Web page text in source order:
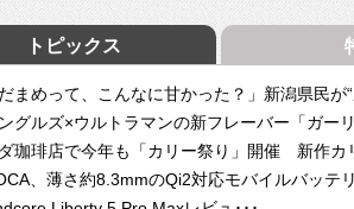
トピックス
だまめって、こんなに甘かった？」新潟県民が
グルズ×ウルトラマンの新フレーバー「ガー
珈琲店で今年も「カリー祭り」開催 新作カ
、薄さ約8.3mmのQi2対応モバイルバッテ